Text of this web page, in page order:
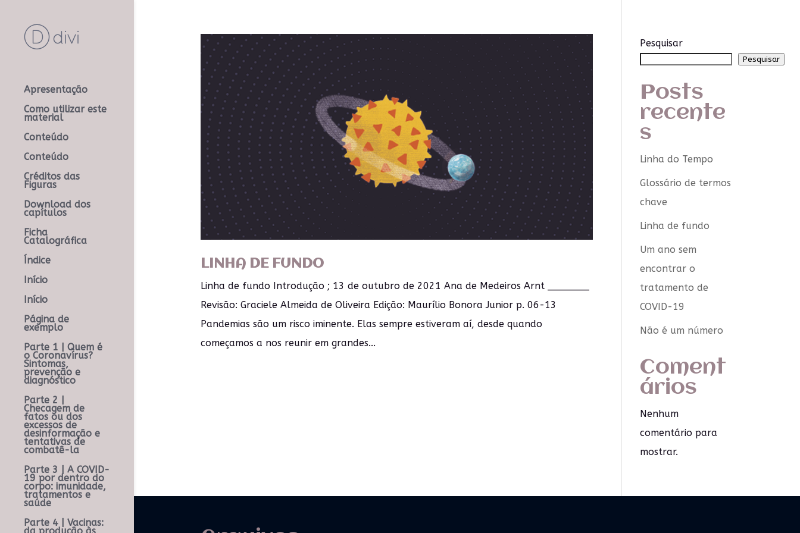
Apresentação
Como utilizar este
material
Conteúdo
Conteúdo
Créditos das
Figuras
Download dos
capítulos
Ficha
Catalográfica
Índice
Início
Início
Página de
exemplo
Parte 1 | Quem é
o Coronavírus?
Sintomas,
prevenção e
diagnóstico
Parte 2 |
Checagem de
fatos ou dos
excessos de
desinformação e
tentativas de
combatê-la
Parte 3 | A COVID-
19 por dentro do
corpo: imunidade,
tratamentos e
saúde
Parte 4 | Vacinas:
LINHA DE FUNDO
Linha de fundo Introdução ; 13 de outubro de 2021 Ana de Medeiros Arnt _______
Revisão: Graciele Almeida de Oliveira Edição: Maurílio Bonora Junior p. 06-13
Pandemias são um risco iminente. Elas sempre estiveram aí, desde quando
começamos a nos reunir em grandes...
Pesquisar
Pesquisar
Posts
recente
s
Linha do Tempo
Glossário de termos
chave
Linha de fundo
Um ano sem
encontrar o
tratamento de
COVID-19
Não é um número
Coment
ários
Nenhum
comentário para
mostrar.